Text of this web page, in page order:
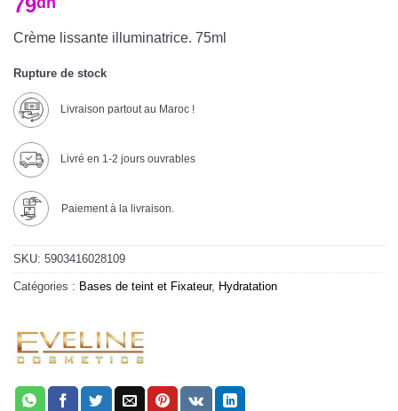
Crème lissante illuminatrice. 75ml
Rupture de stock
Livraison partout au Maroc !
Livré en 1-2 jours ouvrables
Paiement à la livraison.
SKU: 5903416028109
Catégories : Bases de teint et Fixateur, Hydratation